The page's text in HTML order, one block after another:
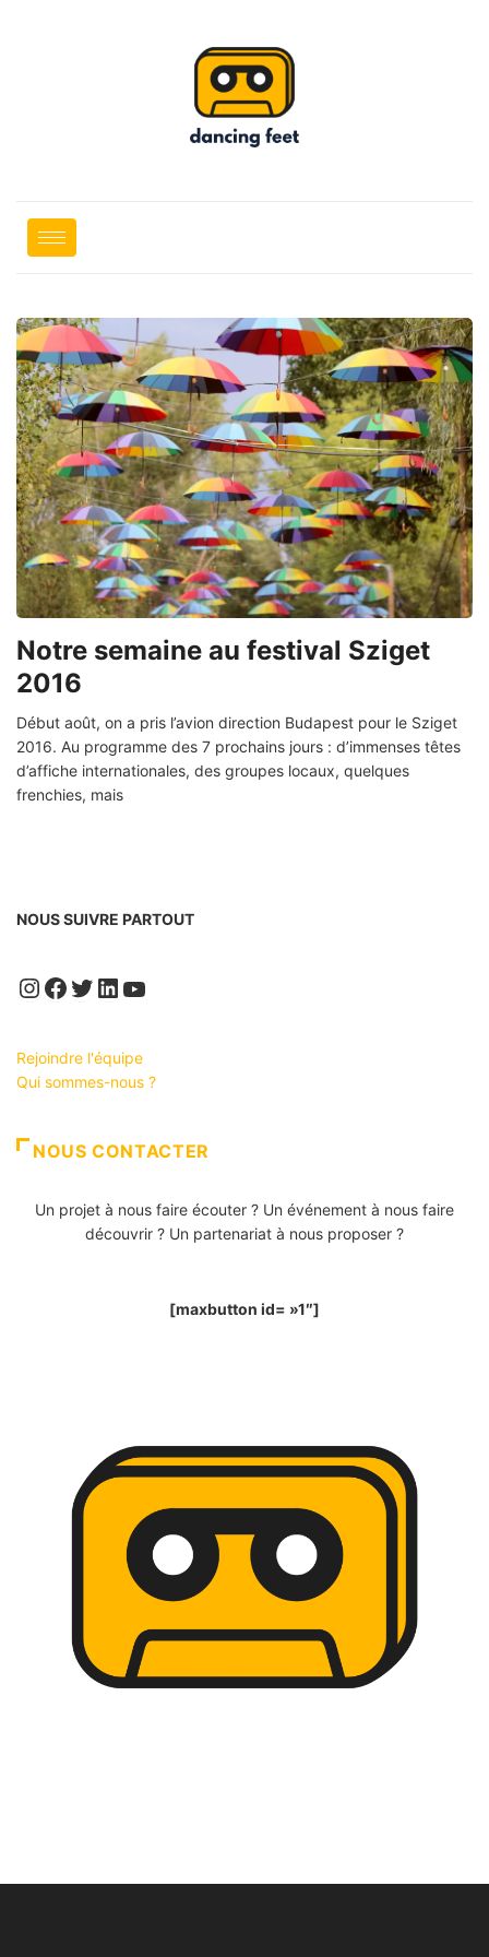
Notre semaine au festival Sziget
2016
Début août, on a pris l’avion direction Budapest pour le Sziget
2016. Au programme des 7 prochains jours : d’immenses têtes
d’affiche internationales, des groupes locaux, quelques
frenchies, mais
NOUS SUIVRE PARTOUT
Instagram
Facebook
Twitter
LinkedIn
YouTube
Rejoindre l'équipe
Qui sommes-nous ?
NOUS CONTACTER
Un projet à nous faire écouter ? Un événement à nous faire
découvrir ? Un partenariat à nous proposer ?
[maxbutton id= »1″]